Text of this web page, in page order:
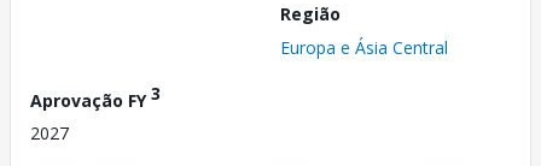
Região
Europa e Ásia Central
Aprovação FY3
2027